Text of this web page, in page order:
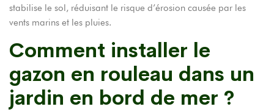
stabilise le sol, réduisant le risque d’érosion causée par les
vents marins et les pluies.
Comment installer le
gazon en rouleau dans un
jardin en bord de mer ?